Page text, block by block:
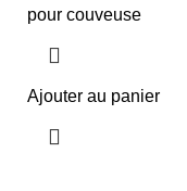
pour couveuse
Ajouter au panier